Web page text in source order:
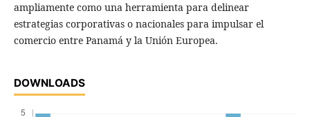
ampliamente como una herramienta para delinear
estrategias corporativas o nacionales para impulsar el
comercio entre Panamá y la Unión Europea.
DOWNLOADS